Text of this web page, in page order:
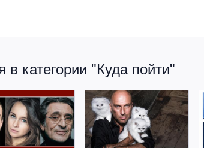
категории "Куда пойти"